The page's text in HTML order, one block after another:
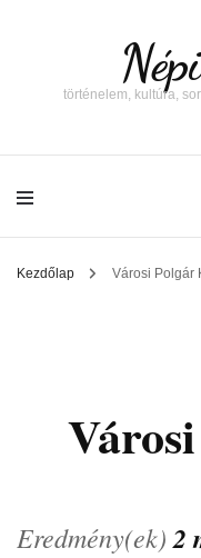
történelem, kultúra,
Kezdőlap Városi Polgár
Eredmény(ek) 2